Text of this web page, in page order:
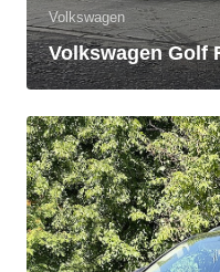
Volkswagen
Volkswagen Golf